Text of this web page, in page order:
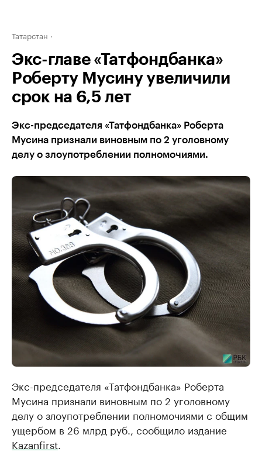
Татарстан
Экс-главе «Татфондбанка»
Роберту Мусину увеличили
срок на 6,5 лет
Экс-председателя «Татфондбанка» Роберта
Мусина признали виновным по 2 уголовному
делу о злоупотреблении полномочиями.
Экс-председателя «Татфондбанка» Роберта
Мусина признали виновным по 2 уголовному
делу о злоупотреблении полномочиями с общим
ущербом в 26 млрд руб., сообщило издание
Kazanfirst.